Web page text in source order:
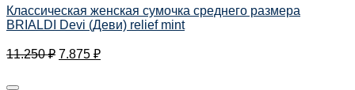
Классическая женская сумочка среднего размера
BRIALDI Devi (Деви) relief mint
11.250₽ 7.875 ₽